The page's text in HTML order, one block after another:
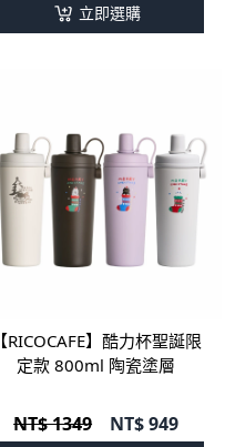
立即選購
【RICOCAFE】酷力杯聖誕限
定款 800ml 陶瓷塗層
NT$ 1349 NT$949